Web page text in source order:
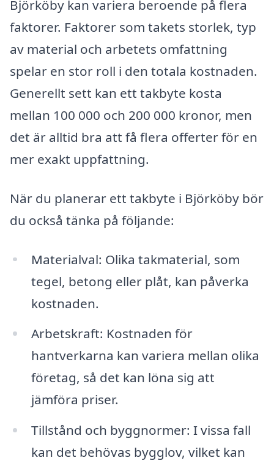
Björköby kan variera beroende på flera
faktorer. Faktorer som takets storlek, typ
av material och arbetets omfattning
spelar en stor roll i den totala kostnaden.
Generellt sett kan ett takbyte kosta
mellan 100 000 och 200 000 kronor, men
det är alltid bra att få flera offerter för en
mer exakt uppfattning.
När du planerar ett takbyte i Björköby bör
du också tänka på följande:
Materialval: Olika takmaterial, som
tegel, betong eller plåt, kan påverka
kostnaden.
Arbetskraft: Kostnaden för
hantverkarna kan variera mellan olika
företag, så det kan löna sig att
jämföra priser.
Tillstånd och byggnormer: I vissa fall
kan det behövas bygglov, vilket kan